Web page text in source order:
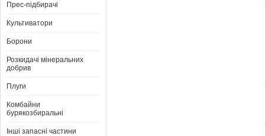
Прес-підбирачі
Культиватори
Борони
Розкидачі мінеральних
добрив
Плуги
Комбайни
бурякозбиральні
Інші запасні частини